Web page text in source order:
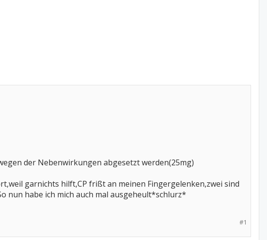
der Nebenwirkungen abgesetzt werden(25mg)
garnichts hilft,CP frißt an meinen Fingergelenken,zwei sind
nun habe ich mich auch mal ausgeheult*schlurz*
#1